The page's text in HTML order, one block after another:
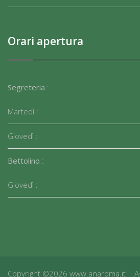
Orari apertura
Segreteria :
Martedì :
Giovedì :
Bettolino :
Giovedì :
Copyright ©2026 www.anaroma.it |